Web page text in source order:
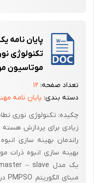
پایان نامه
موتاسیون
تعداد صفحه: ۱۲
دسته بندی: پایان نامه
چکیده: تکنولوژی نوری